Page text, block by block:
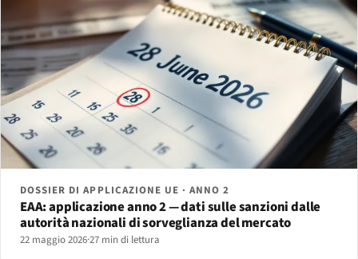
DOSSIER DI APPLICAZIONE UE · ANNO 2
EAA: applicazione anno 2 — dati sulle sanzioni dalle
autorità nazionali di sorveglianza del mercato
22 maggio 2026·27 min di lettura